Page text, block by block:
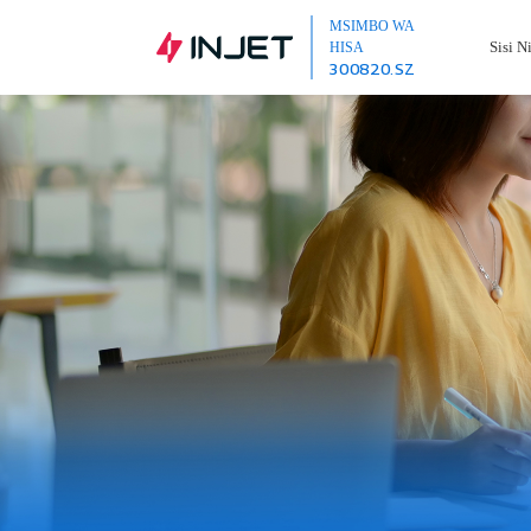
MSIMBO WA
HISA
300820.SZ
Sisi